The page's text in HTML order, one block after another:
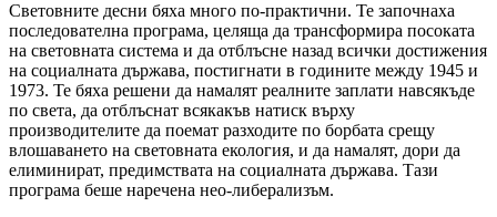
Световните десни бяха много по-практични. Те започнаха
последователна програма, целяща да трансформира посоката
на световната система и да отблъсне назад всички достижения
на социалната държава, постигнати в годините между 1945 и
1973. Те бяха решени да намалят реалните заплати навсякъде
по света, да отблъснат всякакъв натиск върху
производителите да поемат разходите по борбата срещу
влошаването на световната екология, и да намалят, дори да
елиминират, предимствата на социалната държава. Тази
програма беше наречена нео-либерализъм.